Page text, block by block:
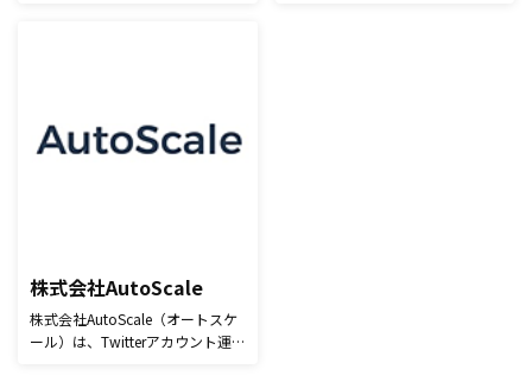
こだわるライター。
株式会社AutoScale
株式会社AutoScale（オートスケ
ール）は、Twitterアカウント運